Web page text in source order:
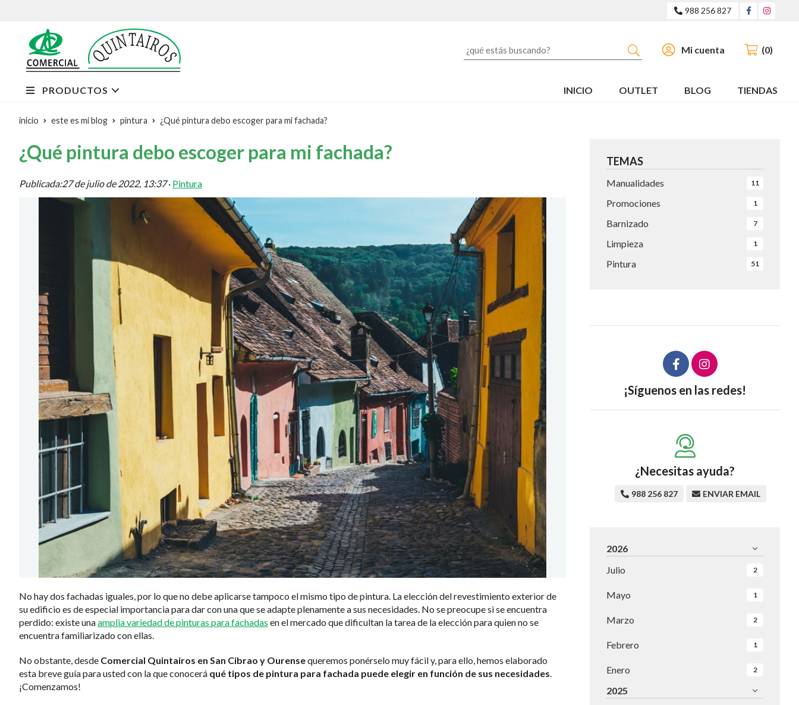
988 256 827
Buscar Mi cuenta 0
PRODUCTOS INICIO OUTLET BLOG TIENDAS
inicio este es mi blog pintura ¿Qué pintura debo escoger para mi fachada?
TEMAS
Pintura 51
Manualidades 11
Promociones 1
Barnizado 7
Limpieza 1
¿Qué pintura debo escoger para mi fachada?
Publicada:27 de julio de 2022, 13:37· Pintura
No hay dos fachadas iguales, por lo que no debe aplicarse tampoco el mismo tipo de pintura. La elección del revestimiento exterior de
su edificio es de especial importancia para dar con una que se adapte plenamente a sus necesidades. No se preocupe si se encuentra
perdido: existe unaamplia variedad de pinturas para fachadas en el mercado que dificultan la tarea de la elección para quien no se
encuentra familiarizado con ellas.
No obstante, desde Comercial Quintairos en San Cibrao y Ourensequeremos ponérselo muy fácil y, para ello, hemos elaborado
esta breve guía para usted con la que conocerá qué tipos de pintura para fachada puede elegir en función de sus necesidades
¡Comenzamos!
¡Síguenos en las redes!
¿Necesitas ayuda?
988 256 827 ENVIAR EMAIL
2026
Julio
2
Mayo 1
Marzo 2
Febrero 1
Enero 2
2025